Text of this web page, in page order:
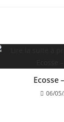
Ecosse
06/